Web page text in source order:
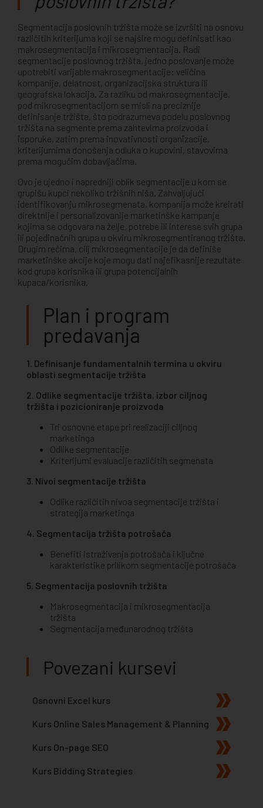
Segmentacija poslovnih tržišta može se izvršiti na osnovu
različitih kriterijuma koji se najšire mogu definisati kao
makrosegmentacija i mikrosegmentacija. Radi
segmentacije poslovnog tržišta, jedno poslovanje može
upotrebiti varijable makrosegmentacije: veličina
kompanije, delatnost, organizacijska struktura ili
geografska lokacija. Za razliku od makrosegmentacije,
pod mikrosegmentacijom se misli na preciznije
definisanje tržišta, što podrazumeva podelu poslovnog
tržišta na segmente prema zahtevima proizvoda i
isporuke, zatim prema inovativnosti organizacije,
kriterijumima donošenja odluka o kupovini, stavovima
prema mogućim dobavljačima.
Ovo je ujedno i napredniji oblik segmentacije u kom se
grupišu kupci nekoliko tržišnih niša. Zahvaljujući
identifikovanju mikrosegmenata, kompanija može kreirati
direktnije i personalizovanije marketinške kampanje
kojima se odgovara na želje, potrebe ili interese svih grupa
ili pojedinačnih grupa u okviru mikrosegmentiranog tržišta.
Drugim rečima, cilj mikrosegmentacije je da definiše
marketinške akcije koje mogu dati najefikasnije rezultate
kod grupa korisnika ili grupa potencijalnih
kupaca/korisnika.
Plan i program
predavanja
1. Definisanje fundamentalnih termina u okviru
oblasti segmentacije tržišta
2. Odlike segmentacije tržišta, izbor ciljnog
tržišta i pozicioniranje proizvoda
Tri osnovne etape pri realizaciji ciljnog
marketinga
Odlike segmentacije
Kriterijumi evaluacije različitih segmenata
3. Nivoi segmentacije tržišta
Odlike različitih nivoa segmentacije tržišta i
strategija marketinga
4. Segmentacija tržišta potrošača
Benefiti istraživanja potrošača i ključne
karakteristike prilikom segmentacije potrošača
5. Segmentacija poslovnih tržišta
Makrosegmentacija i mikrosegmentacija
tržišta
Segmentacija međunarodnog tržišta
Povezani kursevi
Osnovni Excel kurs
Kurs Online Sales Management & Planning
Kurs On-page SEO
Kurs Bidding Strategies